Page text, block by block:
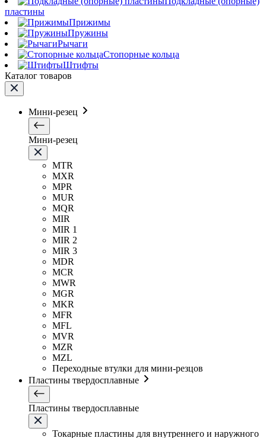
пластины
Прижимы
Пружины
Рычаги
Стопорные кольца
Штифты
Каталог товаров
Мини-резец
Мини-резец
MTR
MXR
MPR
MUR
MQR
MIR
MIR 1
MIR 2
MIR 3
MDR
MCR
MWR
MGR
MKR
MFR
MFL
MVR
MZR
MZL
Переходные втулки для мини-резцов
Пластины твердосплавные
Пластины твердосплавные
Токарные пластины для внутреннего и наружного